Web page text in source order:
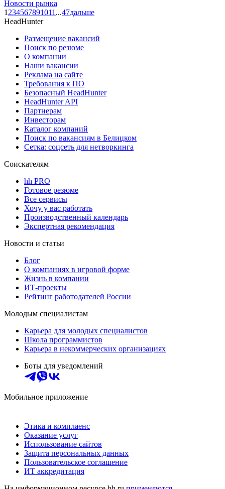
Новости рынка
1 234567891011 ...47дальше
HeadHunter
Размещение вакансий
Поиск по резюме
О компании
Наши вакансии
Реклама на сайте
Требования к ПО
Безопасный HeadHunter
HeadHunter API
Партнерам
Инвесторам
Каталог компаний
Поиск по вакансиям в Белицком
Сетка: соцсеть для нетворкинга
Соискателям
hh PRO
Готовое резюме
Все сервисы
Хочу у вас работать
Производственный календарь
Экспертная рекомендация
Новости и статьи
Блог
О компаниях в игровой форме
Жизнь в компании
ИТ-проекты
Рейтинг работодателей России
Молодым специалистам
Карьера для молодых специалистов
Школа программистов
Карьера в некоммерческих организациях
Боты для уведомлений
Мобильное приложение
Этика и комплаенс
Оказание услуг
Использование сайтов
Защита персональных данных
Пользовательское соглашение
ИТ аккредитация